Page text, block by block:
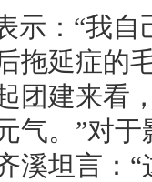
示：“我
拖延症的
团建来看
气。”对
溪坦言：